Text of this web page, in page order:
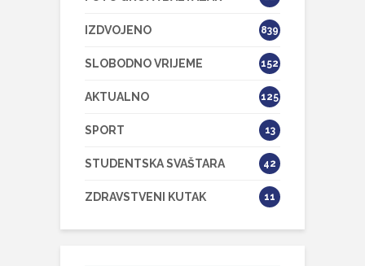
IZDVOJENO 839
SLOBODNO VRIJEME 152
AKTUALNO 125
SPORT 13
STUDENTSKA SVAŠTARA 42
ZDRAVSTVENI KUTAK 11